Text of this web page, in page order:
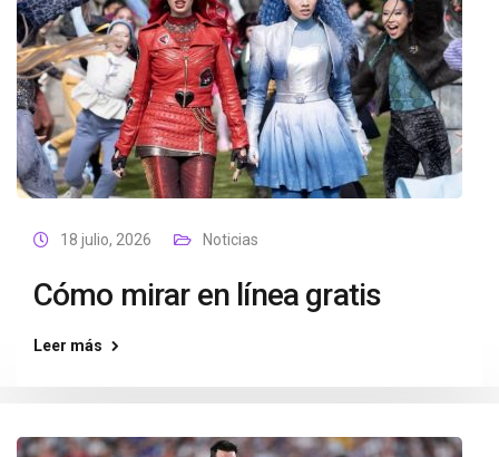
18 julio, 2026 Noticias
Cómo mirar en línea gratis
Leer más